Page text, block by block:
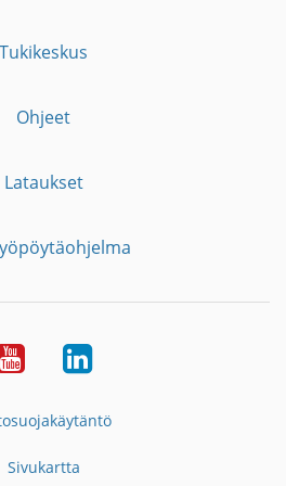
Tukikeskus
Ohjeet
Lataukset
YouTubeLinkedIn
Sivukartta